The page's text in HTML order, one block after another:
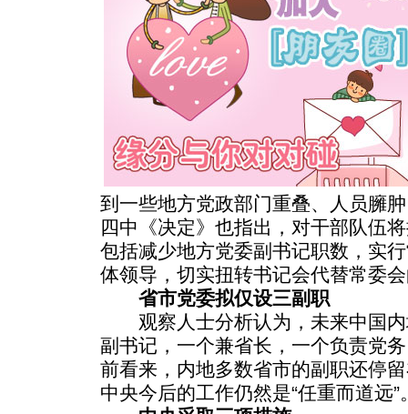
到一些地方党政部门重叠、人员臃
四中《决定》也指出，对干部队伍
包括减少地方党委副书记职数，实
体领导，切实扭转书记会代替常委
省市党委拟仅设三副职
观察人士分析认为，未来中国内
副书记，一个兼省长，一个负责党
前看来，内地多数省市的副职还停
中央今后的工作仍然是“任重而道远”